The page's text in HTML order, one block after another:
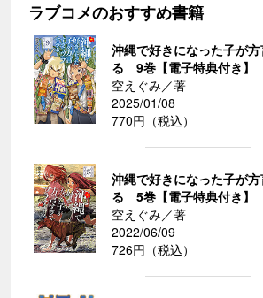
ラブコメのおすすめ書籍
沖縄で好きになった子が
る 9巻【電子特典付き】
空えぐみ／著
2025/01/08
770円（税込）
沖縄で好きになった子が
る 5巻【電子特典付き】
空えぐみ／著
2022/06/09
726円（税込）